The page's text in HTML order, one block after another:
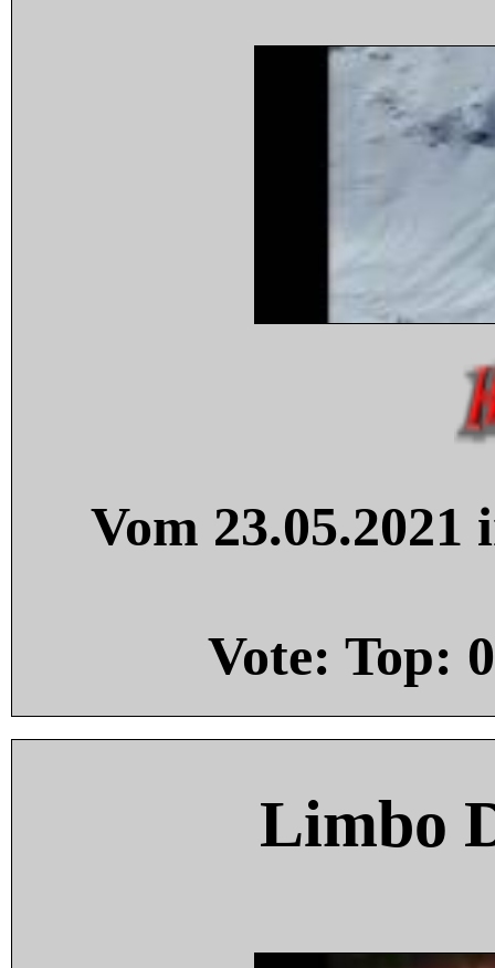
Vom
Vote: Top: 0
Limbo